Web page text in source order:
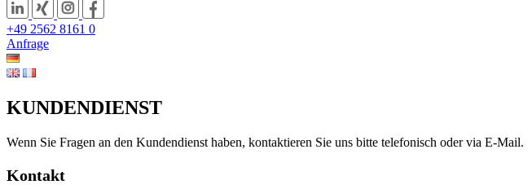
+49 2562 8161 0
Anfrage
KUNDENDIENST
Wenn Sie Fragen an den Kundendienst haben, kontaktieren Sie uns bitte telefonisch oder via E-Mail.
Kontakt